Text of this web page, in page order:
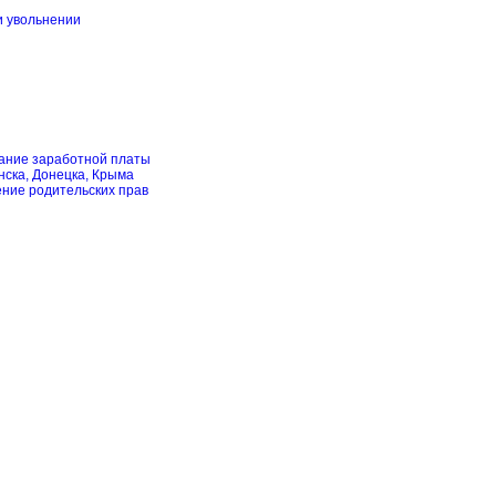
увольнении
заработной платы
Донецка, Крыма
родительских прав